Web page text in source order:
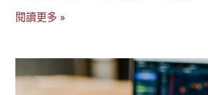
閱讀更多 »